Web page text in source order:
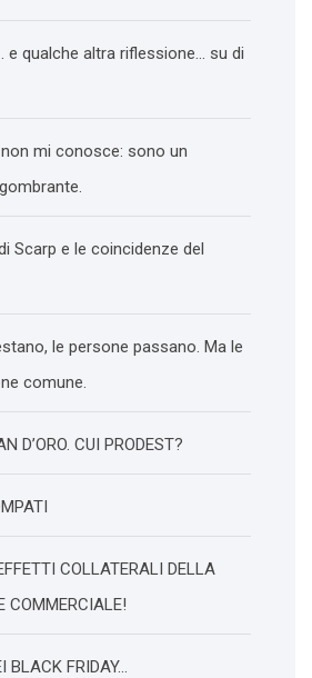
e qualche altra riflessione… su di
mi conosce: sono un
Scarp e le coincidenze del
le persone passano. Ma le
comune.
D’ORO. CUI PRODEST?
COLLATERALI DELLA
COMMERCIALE!
BLACK FRIDAY…